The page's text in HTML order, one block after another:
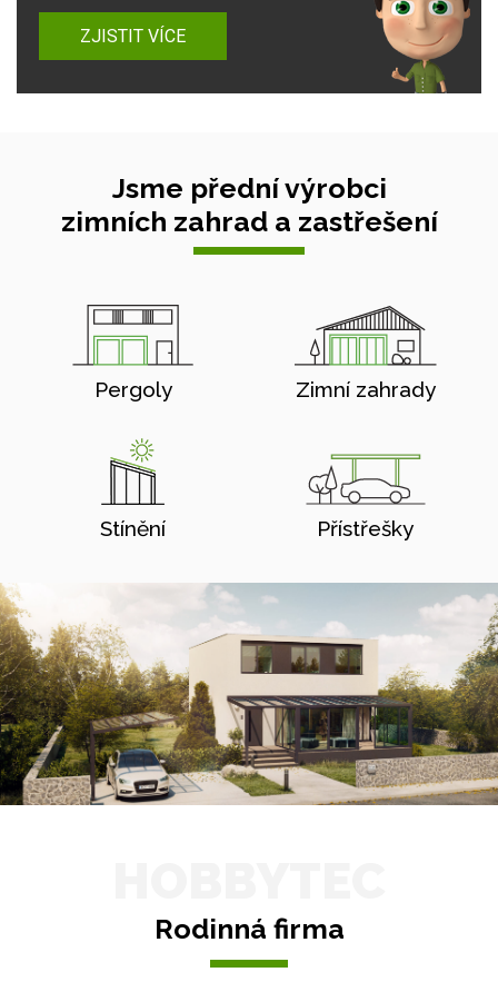
ZJISTIT VÍCE
Jsme přední výrobci
zimních zahrad a zastřešení
Pergoly Zimní zahrady
Stínění Přístřešky
Rodinná firma